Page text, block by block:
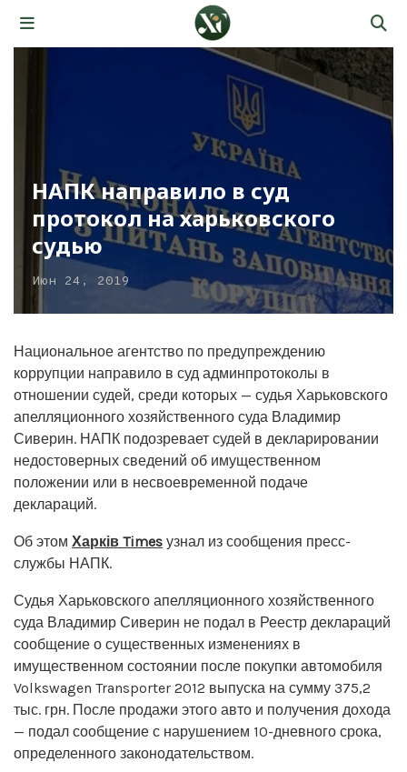
НАПК направило в суд
протокол на харьковского
судью
Июн 24, 2019
Национальное агентство по предупреждению
коррупции направило в суд админпротоколы в
отношении судей, среди которых — судья Харьковского
апелляционного хозяйственного суда Владимир
Сиверин. НАПК подозревает судей в декларировании
недостоверных сведений об имущественном
положении или в несвоевременной подаче
деклараций.
Об этом Харків Times узнал из сообщения пресс-
службы НАПК.
Судья Харьковского апелляционного хозяйственного
суда Владимир Сиверин не подал в Реестр деклараций
сообщение о существенных изменениях в
имущественном состоянии после покупки автомобиля
Volkswagen Transporter 2012 выпуска на сумму 375,2
тыс. грн. После продажи этого авто и получения дохода
— подал сообщение с нарушением 10-дневного срока,
определенного законодательством.